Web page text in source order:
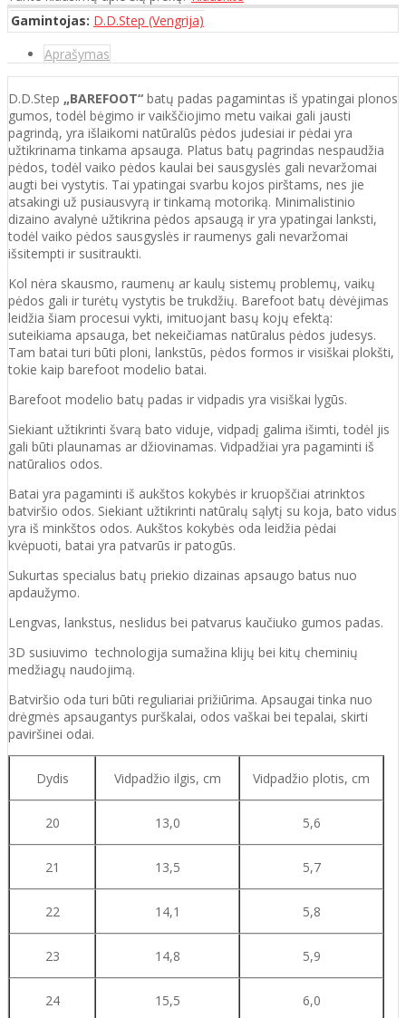
Gamintojas: D.D.Step (Vengrija)
Aprašymas
D.D.Step „BAREFOOT“ batų padas pagamintas iš ypatingai plonos
gumos, todėl bėgimo ir vaikščiojimo metu vaikai gali jausti
pagrindą, yra išlaikomi natūralūs pėdos judesiai ir pėdai yra
užtikrinama tinkama apsauga. Platus batų pagrindas nespaudžia
pėdos, todėl vaiko pėdos kaulai bei sausgyslės gali nevaržomai
augti bei vystytis. Tai ypatingai svarbu kojos pirštams, nes jie
atsakingi už pusiausvyrą ir tinkamą motoriką. Minimalistinio
dizaino avalynė užtikrina pėdos apsaugą ir yra ypatingai lanksti,
todėl vaiko pėdos sausgyslės ir raumenys gali nevaržomai
išsitempti ir susitraukti.
Kol nėra skausmo, raumenų ar kaulų sistemų problemų, vaikų
pėdos gali ir turėtų vystytis be trukdžių. Barefoot batų dėvėjimas
leidžia šiam procesui vykti, imituojant basų kojų efektą:
suteikiama apsauga, bet nekeičiamas natūralus pėdos judesys.
Tam batai turi būti ploni, lankstūs, pėdos formos ir visiškai plokšti,
tokie kaip barefoot modelio batai.
Barefoot modelio batų padas ir vidpadis yra visiškai lygūs.
Siekiant užtikrinti švarą bato viduje, vidpadį galima išimti, todėl jis
gali būti plaunamas ar džiovinamas. Vidpadžiai yra pagaminti iš
natūralios odos.
Batai yra pagaminti iš aukštos kokybės ir kruopščiai atrinktos
batviršio odos. Siekiant užtikrinti natūralų sąlytį su koja, bato vidus
yra iš minkštos odos. Aukštos kokybės oda leidžia pėdai
kvėpuoti, batai yra patvarūs ir patogūs.
Sukurtas specialus batų priekio dizainas apsaugo batus nuo
apdaužymo.
Lengvas, lankstus, neslidus bei patvarus kaučiuko gumos padas.
3D susiuvimo technologija sumažina klijų bei kitų cheminių
medžiagų naudojimą.
Batviršio oda turi būti reguliariai prižiūrima. Apsaugai tinka nuo
drėgmės apsaugantys purškalai, odos vaškai bei tepalai, skirti
paviršinei odai.
Dydis Vidpadžio ilgis, cm Vidpadžio plotis, cm
20 13,0 5,6
21 13,5 5,7
22 14,1 5,8
23 14,8 5,9
24 15,5 6,0